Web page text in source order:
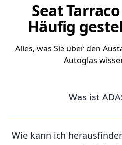
Seat
Häufig
Alles, was Sie über den
Autoglas
Was ist
Wie kann ich